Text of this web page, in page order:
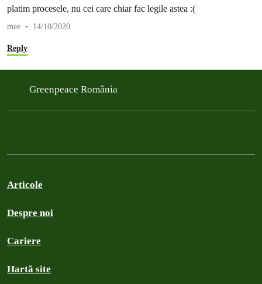
platim procesele, nu cei care chiar fac legile astea :(
mee 14/10/2020
Reply
Greenpeace România
Articole
Despre noi
Cariere
Hartă site